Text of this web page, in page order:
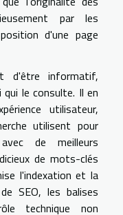
par les
d'une page
d'être informatif,
le consulte. Il en
utilisateur,
utilisent pour
de meilleurs
de mots-clés
l'indexation et la
SEO, les balises
technique non